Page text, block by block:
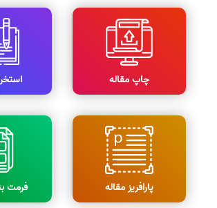
چاپ مقاله
پارافریز مقاله فرمت